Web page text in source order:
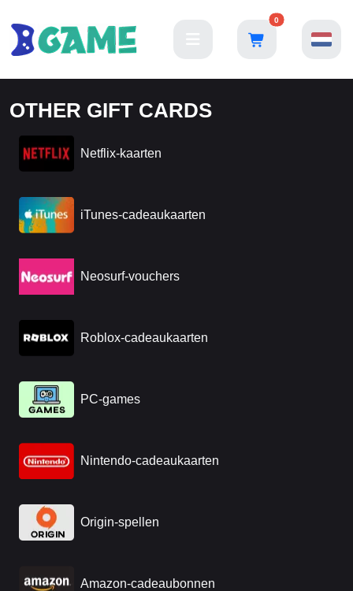
0
OTHER GIFT CARDS
Netflix-kaarten
iTunes-cadeaukaarten
Neosurf-vouchers
Roblox-cadeaukaarten
PC-games
Nintendo-cadeaukaarten
Origin-spellen
Amazon-cadeaubonnen